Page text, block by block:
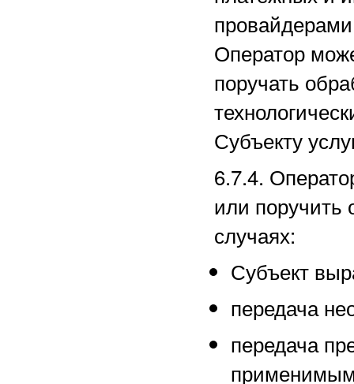
Оператор
поручать
Субъекту
6.7.4.
или поручить
случаях:
Субъект
передача
передача
применимым